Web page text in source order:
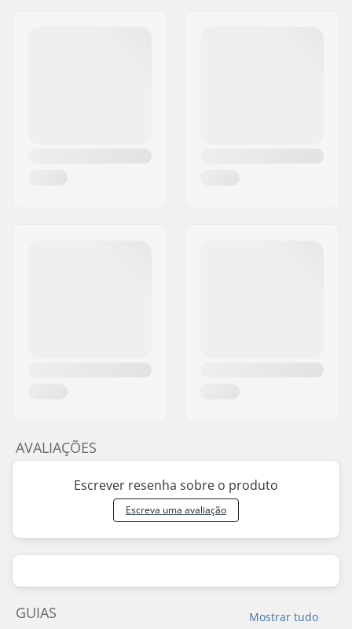
AVALIAÇÕES
Escrever resenha sobre o produto
Escreva uma avaliação
Mostrar tudo
GUIAS